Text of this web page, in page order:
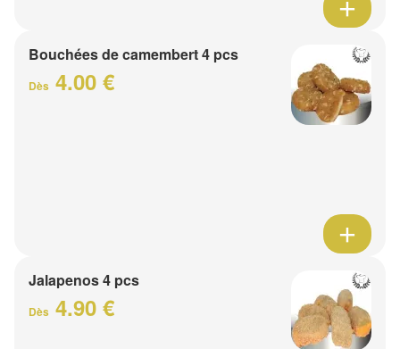
Bouchées de camembert 4 pcs
Dès 4.00 €
Jalapenos 4 pcs
Dès 4.90 €